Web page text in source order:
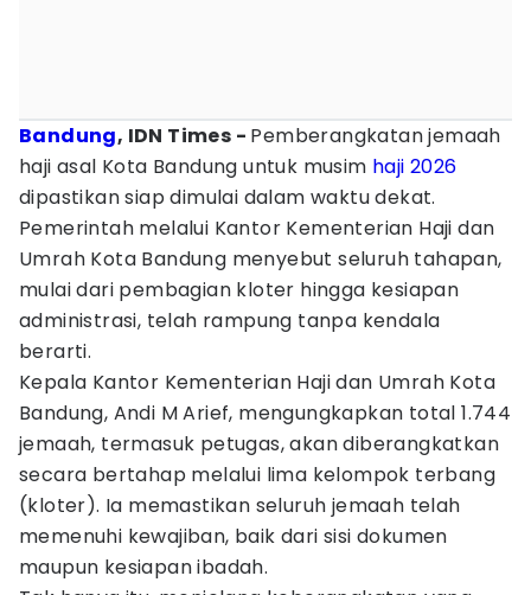
Bandung, IDN Times - Pemberangkatan jemaah
haji asal Kota Bandung untuk musim haji 2026
dipastikan siap dimulai dalam waktu dekat.
Pemerintah melalui Kantor Kementerian Haji dan
Umrah Kota Bandung menyebut seluruh tahapan,
mulai dari pembagian kloter hingga kesiapan
administrasi, telah rampung tanpa kendala
berarti.
Kepala Kantor Kementerian Haji dan Umrah Kota
Bandung, Andi M Arief, mengungkapkan total 1.744
jemaah, termasuk petugas, akan diberangkatkan
secara bertahap melalui lima kelompok terbang
(kloter). Ia memastikan seluruh jemaah telah
memenuhi kewajiban, baik dari sisi dokumen
maupun kesiapan ibadah.